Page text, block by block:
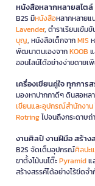
หนังสือหลากหลายสไตล์
B2S มีหนังสือหลากหลายแ
Lavender, ตำราเรียนเข้ม
บุญ, หนังสือเด็กจากMIS
พัฒนาตนเองจากKOOB
ออนไลน์ได้อย่างง่ายดายเ
เครื่องเขียนคู่ใจ ทุกการ
มองหาปากกาดีๆ ดินสอหล
เขียนและอุปกรณ์สำนักงาน
Rotringไปจนถึงกระดาษถ่
งานศิลป์ งานฝีมือ สร้าง
B2S จัดเต็มอุปกรณ์ศิลปะ
ขาตั้งไม้บนโต๊ะPyramidแ
สร้างสรรค์ได้อย่างไร้ขีดจ